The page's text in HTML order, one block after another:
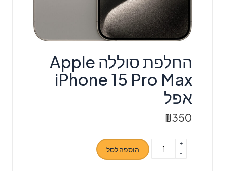
‏החלפת סוללה Apple
iPhone 15 Pro Max
אפל
₪350
כמות
-
+
הוספה לסל